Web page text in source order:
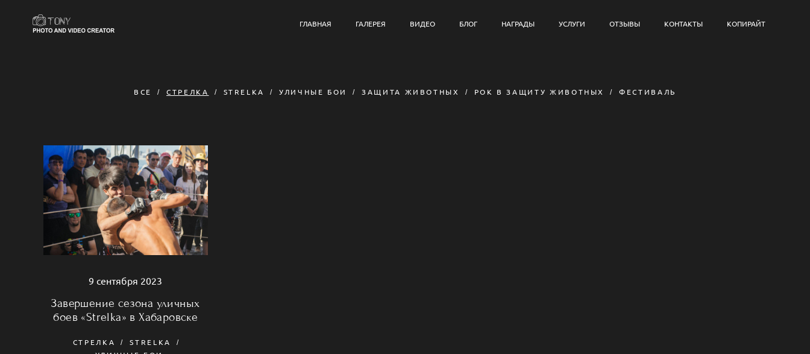
ГЛАВНАЯ ГАЛЕРЕЯ ВИДЕО БЛОГ НАГРАДЫ УСЛУГИ ОТЗЫВЫ КОНТАКТЫ КОПИРАЙТ
ВСЕ СТРЕЛКА STRELKA УЛИЧНЫЕ БОИ ЗАЩИТА ЖИВОТНЫХ РОК В ЗАЩИТУ ЖИВОТНЫХ ФЕСТИВАЛЬ
9 сентября 2023
Завершение сезона уличных
боев «Strelka» в Хабаровске
СТРЕЛКА
STRELKA